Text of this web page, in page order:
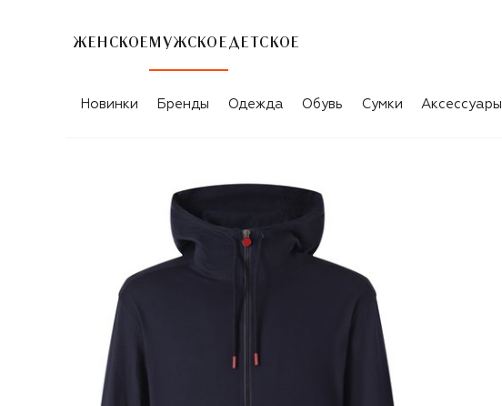
ЖЕНСКОЕ МУЖСКОЕ ДЕТСКОЕ
Новинки Бренды Одежда Обувь Сумки Аксессуары